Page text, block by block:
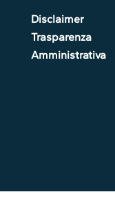
Disclaimer
Trasparenza
Amministrativa